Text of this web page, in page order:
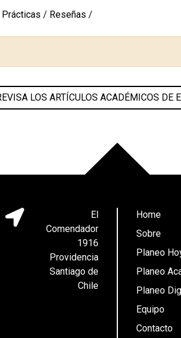
Prácticas / Reseñas /
LOS ARTÍCULOS ACADÉMICOS DE
El
Comendador
1916
Providencia
Santiago de
Chile
Home
Sobre
Planeo
Planeo
Planeo
Equipo
Contacto